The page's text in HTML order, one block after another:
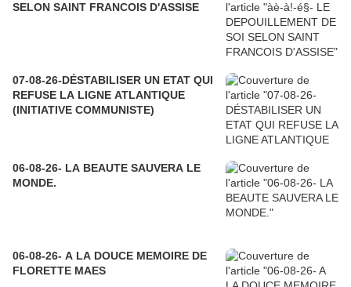
SELON SAINT FRANCOIS D'ASSISE
07-08-26-DÉSTABILISER UN ETAT QUI
REFUSE LA LIGNE ATLANTIQUE
(INITIATIVE COMMUNISTE)
06-08-26- LA BEAUTE SAUVERA LE
MONDE.
06-08-26- A LA DOUCE MEMOIRE DE
FLORETTE MAES